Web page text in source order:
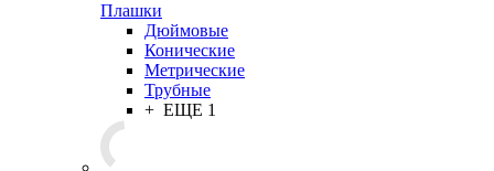
Плашки
Дюймовые
Конические
Метрические
Трубные
+ ЕЩЕ 1